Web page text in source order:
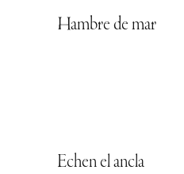
Hambre de mar
Echen el ancla